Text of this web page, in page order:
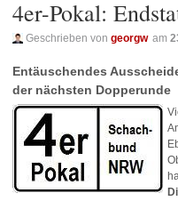
4er-Pokal:
Geschrieben von georgw am
Entäuschendes
der nächsten Dopperunde